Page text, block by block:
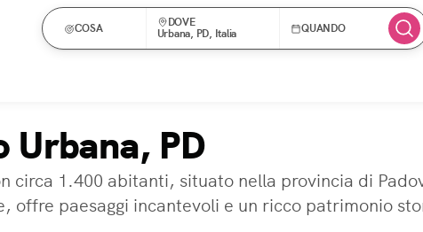
COSA
DOVE
Urbana, PD, Italia
QUANDO
Urbana, PD
circa 1.400 abitanti, situato nella provincia di
offre paesaggi incantevoli e un ricco patrimonio